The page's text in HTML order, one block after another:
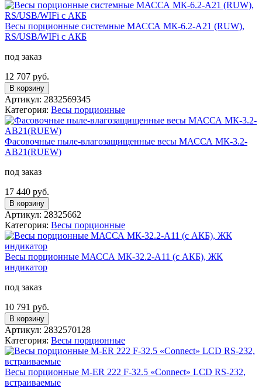
Весы порционные системные МАССА МК-6.2-А21 (RUW),
RS/USB/WIFi с АКБ
под заказ
12 707 руб.
В корзину
Артикул: 2832569345
Категория: Весы порционные
Фасовочные пыле-влагозащищенные весы МАССА МК-3.2-
АВ21(RUEW)
под заказ
17 440 руб.
В корзину
Артикул: 28325662
Категория: Весы порционные
Весы порционные МАССА МК-32.2-А11 (с АКБ), ЖК
индикатор
под заказ
10 791 руб.
В корзину
Артикул: 2832570128
Категория: Весы порционные
Весы порционные M-ER 222 F-32.5 «Connect»​​ LCD RS-232,
встраиваемые